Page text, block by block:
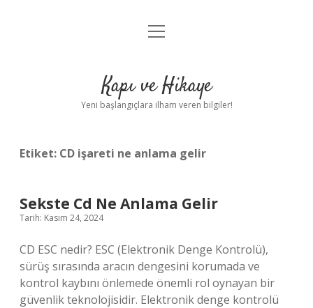
Anasayfa
Yasal Uyarı
menüyü
Kapı ve Hikaye
Yeni başlangıçlara ilham veren bilgiler!
Etiket: CD işareti ne anlama gelir
Sekste Cd Ne Anlama Gelir
Tarih: Kasım 24, 2024
CD ESC nedir? ESC (Elektronik Denge Kontrolü),
sürüş sırasında aracın dengesini korumada ve
kontrol kaybını önlemede önemli rol oynayan bir
güvenlik teknolojisidir. Elektronik denge kontrolü